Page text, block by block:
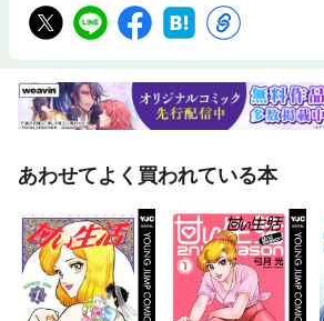
あわせてよく買われている本